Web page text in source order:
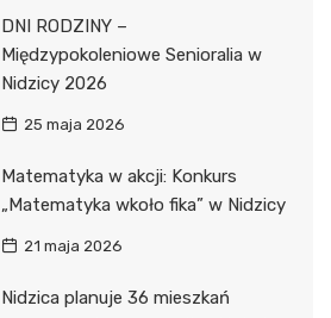
DNI RODZINY –
Międzypokoleniowe Senioralia w
Nidzicy 2026
25 maja 2026
Matematyka w akcji: Konkurs
„Matematyka wkoło fika” w Nidzicy
21 maja 2026
Nidzica planuje 36 mieszkań